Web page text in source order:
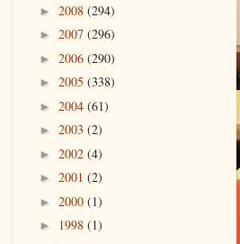
► 2008 (294)
► 2007 (296)
► 2006 (290)
► 2005 (338)
► 2004 (61)
► 2003 (2)
► 2002 (4)
► 2001 (2)
► 2000 (1)
► 1998 (1)